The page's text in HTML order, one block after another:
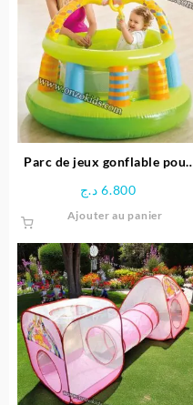
Parc de jeux gonflable pour
6.800 د.ج
Ajouter au panier